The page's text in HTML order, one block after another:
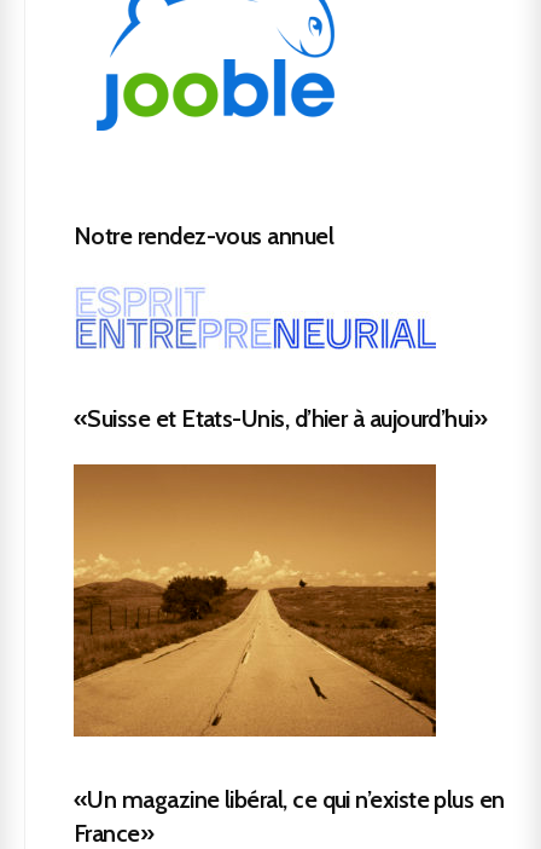
Notre rendez-vous annuel
«Suisse et Etats-Unis, d’hier à aujourd’hui»
«Un magazine libéral, ce qui n’existe plus en
France»